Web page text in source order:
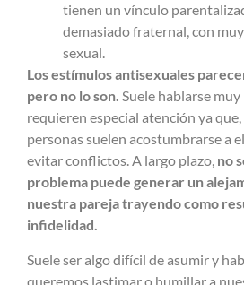
tienen un vínculo
demasiado fraternal, con
sexual.
Los estímulos antisexuales
pero no lo son. Suele hablarse
requieren especial atención ya
personas suelen acostumbrarse a
evitar conflictos. A largo plazo, no
problema puede generar un
nuestra pareja trayendo como
infidelidad.
Suele ser algo difícil de asumir y
queremos lastimar o humillar a